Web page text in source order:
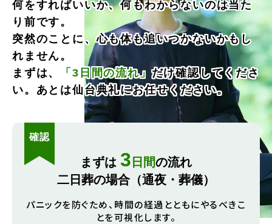
何をすればいいか、何もわからないのは当た
り前です。
突然のことに、心も体も追いつかないかもし
れません。
まずは、
「3日間の流れ」だけ確認してくださ
い。あとは仙台典礼にお任せください。
確認
まずは 3 日間の流れ
二日葬の場合（通夜・葬儀）
パニックを防ぐため、時間の経過とともにやるべきこ
とを可視化します。